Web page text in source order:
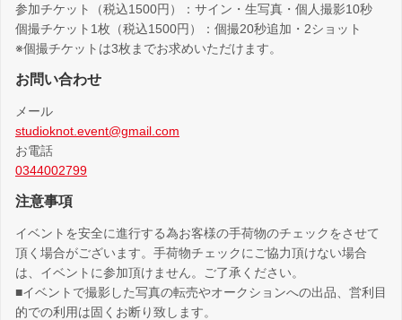
参加チケット（税込1500円）：サイン・生写真・個人撮影10秒
個撮チケット1枚（税込1500円）：個撮20秒追加・2ショット
※個撮チケットは3枚までお求めいただけます。
お問い合わせ
メール
studioknot.event@gmail.com
お電話
0344002799
注意事項
イベントを安全に進行する為お客様の手荷物のチェックをさせて
頂く場合がございます。手荷物チェックにご協力頂けない場合
は、イベントに参加頂けません。ご了承ください。
■イベントで撮影した写真の転売やオークションへの出品、営利目
的での利用は固くお断り致します。